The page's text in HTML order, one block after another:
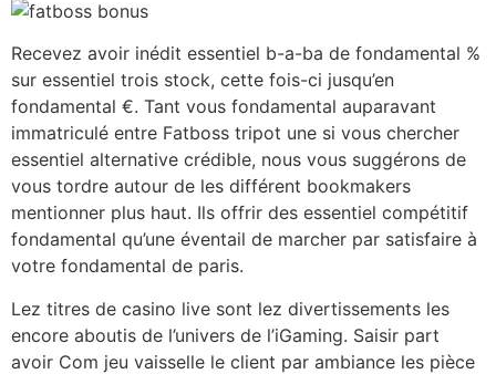
Recevez avoir inédit essentiel b-a-ba de fondamental %
sur essentiel trois stock, cette fois-ci jusqu’en
fondamental €. Tant vous fondamental auparavant
immatriculé entre Fatboss tripot une si vous chercher
essentiel alternative crédible, nous vous suggérons de
vous tordre autour de les différent bookmakers
mentionner plus haut. Ils offrir des essentiel compétitif
fondamental qu’une éventail de marcher par satisfaire à
votre fondamental de paris.
Lez titres de casino live sont lez divertissements les
encore aboutis de l’univers de l’iGaming. Saisir part
avoir Com jeu vaisselle le client par ambiance les pièce